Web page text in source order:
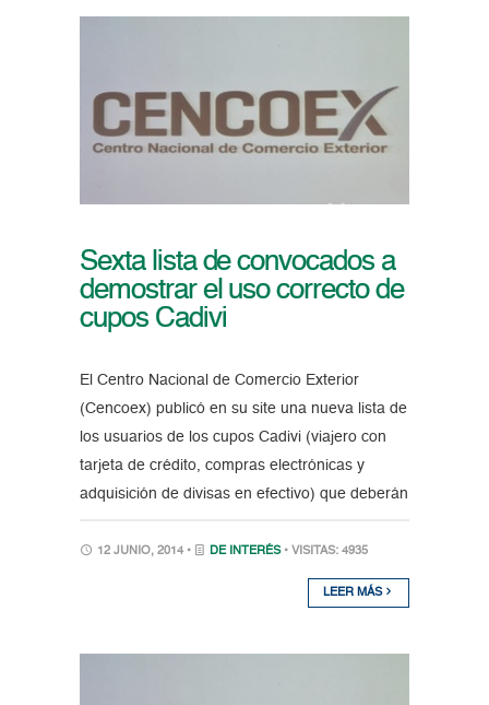
Sexta lista de convocados a
demostrar el uso correcto de
cupos Cadivi
El Centro Nacional de Comercio Exterior
(Cencoex) publicó en su site una nueva lista de
los usuarios de los cupos Cadivi (viajero con
tarjeta de crédito, compras electrónicas y
adquisición de divisas en efectivo) que deberán
12 JUNIO, 2014 • DE INTERÉS • VISITAS: 4935
LEER MÁS